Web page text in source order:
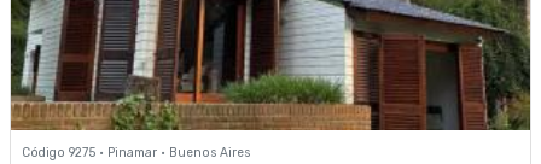
Código 9275 · Pinamar · Buenos Aires